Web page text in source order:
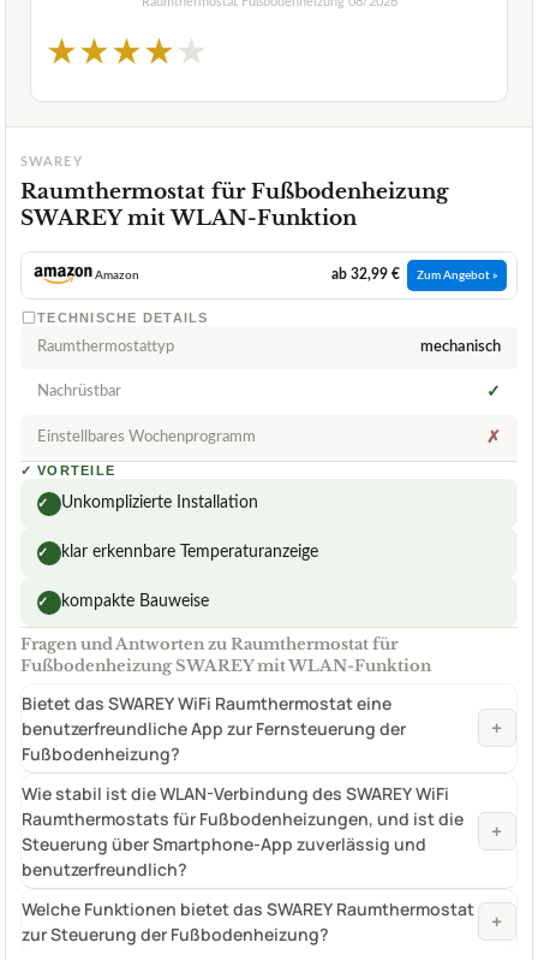
★★★★★
SWAREY
Raumthermostat für Fußbodenheizung
SWAREY mit WLAN-Funktion
Amazon ab 32,99 € Zum Angebot »
TECHNISCHE DETAILS
Raumthermostattyp mechanisch
Nachrüstbar ✓
Einstellbares Wochenprogramm ✗
✓ VORTEILE
✓ Unkomplizierte Installation
✓ klar erkennbare Temperaturanzeige
✓ kompakte Bauweise
Fragen und Antworten zu Raumthermostat für
Fußbodenheizung SWAREY mit WLAN-Funktion
Bietet das SWAREY WiFi Raumthermostat eine
benutzerfreundliche App zur Fernsteuerung der
Fußbodenheizung?
+
Wie stabil ist die WLAN-Verbindung des SWAREY WiFi
Raumthermostats für Fußbodenheizungen, und ist die
Steuerung über Smartphone-App zuverlässig und
benutzerfreundlich?
+
Welche Funktionen bietet das SWAREY Raumthermostat
zur Steuerung der Fußbodenheizung?
+